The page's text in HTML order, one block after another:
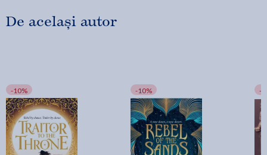
De același autor
-10% -10% -